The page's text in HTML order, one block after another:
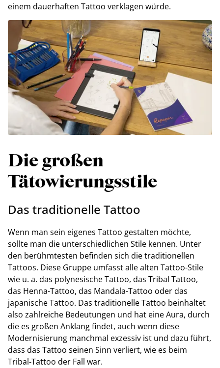
einem dauerhaften Tattoo verklagen würde.
Die großen
Tätowierungsstile
Das traditionelle Tattoo
Wenn man sein eigenes Tattoo gestalten möchte,
sollte man die unterschiedlichen Stile kennen. Unter
den berühmtesten befinden sich die traditionellen
Tattoos. Diese Gruppe umfasst alle alten Tattoo-Stile
wie u. a. das polynesische Tattoo, das Tribal Tattoo,
das Henna-Tattoo, das Mandala-Tattoo oder das
japanische Tattoo. Das traditionelle Tattoo beinhaltet
also zahlreiche Bedeutungen und hat eine Aura, durch
die es großen Anklang findet, auch wenn diese
Modernisierung manchmal exzessiv ist und dazu führt,
dass das Tattoo seinen Sinn verliert, wie es beim
Tribal-Tattoo der Fall war.